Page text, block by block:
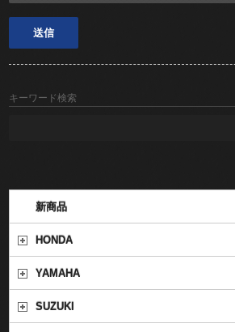
キーワード検索
新商品
HONDA
YAMAHA
SUZUKI